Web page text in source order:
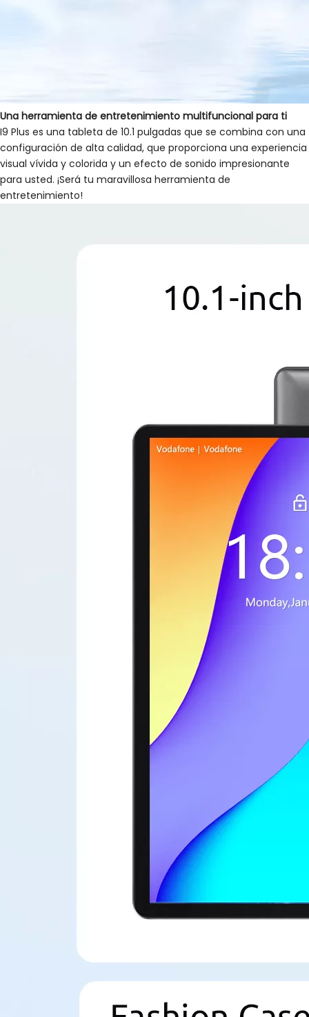
Una herramienta de entretenimiento multifuncional para ti
I9 Plus es una tableta de 10.1 pulgadas que se combina con una
configuración de alta calidad, que proporciona una experiencia
visual vívida y colorida y un efecto de sonido impresionante
para usted. ¡Será tu maravillosa herramienta de
entretenimiento!